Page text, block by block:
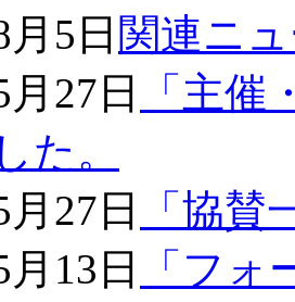
5日 関連ニ
27日
「主
た。
27日
「協
13日
「フ